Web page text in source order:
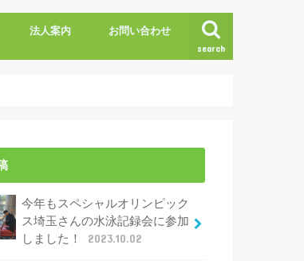
search
法人案内 お問い合わせ
今年もスペシャルオリンピック
ス埼玉さんの水泳記録会に参加
しました！
2023.10.02